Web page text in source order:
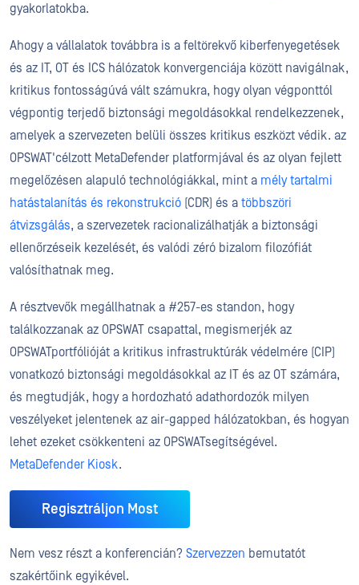
gyakorlatokba.
Ahogy a vállalatok továbbra is a feltörekvő kiberfenyegetések
és az IT, OT és ICS hálózatok konvergenciája között navigálnak,
kritikus fontosságúvá vált számukra, hogy olyan végponttól
végpontig terjedő biztonsági megoldásokkal rendelkezzenek,
amelyek a szervezeten belüli összes kritikus eszközt védik. az
OPSWAT'célzott MetaDefender platformjával és az olyan fejlett
megelőzésen alapuló technológiákkal, mint a mély tartalmi
hatástalanítás és rekonstrukció (CDR) és a többszöri
átvizsgálás, a szervezetek racionalizálhatják a biztonsági
ellenőrzéseik kezelését, és valódi zéró bizalom filozófiát
valósíthatnak meg.
A résztvevők megállhatnak a #257-es standon, hogy
találkozzanak az OPSWAT csapattal, megismerjék az
OPSWATportfólióját a kritikus infrastruktúrák védelmére (CIP)
vonatkozó biztonsági megoldásokkal az IT és az OT számára,
és megtudják, hogy a hordozható adathordozók milyen
veszélyeket jelentenek az air-gapped hálózatokban, és hogyan
lehet ezeket csökkenteni az OPSWATsegítségével.
MetaDefender Kiosk.
Regisztráljon Most
Nem vesz részt a konferencián? Szervezzen bemutatót
szakértőink egyikével.